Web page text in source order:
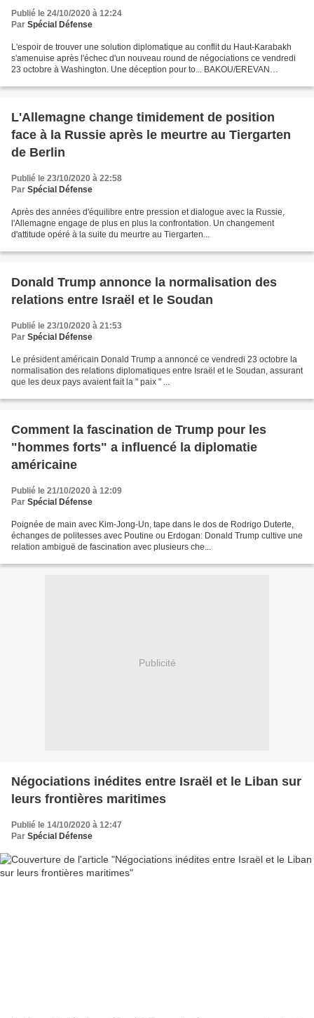
Publié le 24/10/2020 à 12:24
Par Spécial Défense
L'espoir de trouver une solution diplomatique au conflit du Haut-Karabakh
s'amenuise après l'échec d'un nouveau round de négociations ce vendredi
23 octobre à Washington. Une déception pour to... BAKOU/EREVAN
L'Allemagne change timidement de position
face à la Russie après le meurtre au Tiergarten
de Berlin
Publié le 23/10/2020 à 22:58
Par Spécial Défense
Après des années d'équilibre entre pression et dialogue avec la Russie,
l'Allemagne engage de plus en plus la confrontation. Un changement
d'attitude opéré à la suite du meurtre au Tiergarten...
Donald Trump annonce la normalisation des
relations entre Israël et le Soudan
Publié le 23/10/2020 à 21:53
Par Spécial Défense
Le président américain Donald Trump a annoncé ce vendredi 23 octobre la
normalisation des relations diplomatiques entre Israël et le Soudan, assurant
que les deux pays avaient fait la " paix " ...
Comment la fascination de Trump pour les
"hommes forts" a influencé la diplomatie
américaine
Publié le 21/10/2020 à 12:09
Par Spécial Défense
Poignée de main avec Kim-Jong-Un, tape dans le dos de Rodrigo Duterte,
échanges de politesses avec Poutine ou Erdogan: Donald Trump cultive une
relation ambiguë de fascination avec plusieurs che...
Publicité
Négociations inédites entre Israël et le Liban sur
leurs frontières maritimes
Publié le 14/10/2020 à 12:47
Par Spécial Défense